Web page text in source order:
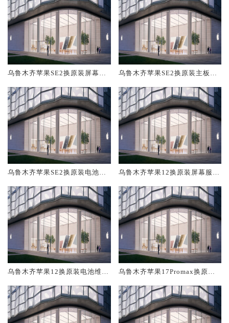
乌鲁木齐苹果SE2换原装屏幕服
乌鲁木齐苹果SE2换原装主板维
乌鲁木齐苹果SE2换原装电池维
乌鲁木齐苹果12换原装屏幕服务
乌鲁木齐苹果12换原装电池维修
乌鲁木齐苹果17Promax换原装